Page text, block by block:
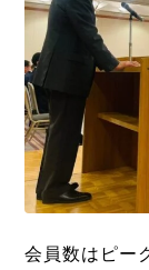
会員数はピー